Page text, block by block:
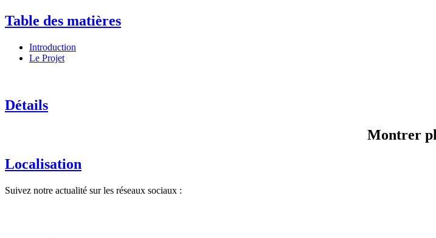
Table des matières
Introduction
Le Projet
Détails
Montrer
Localisation
Suivez notre actualité sur les réseaux sociaux :